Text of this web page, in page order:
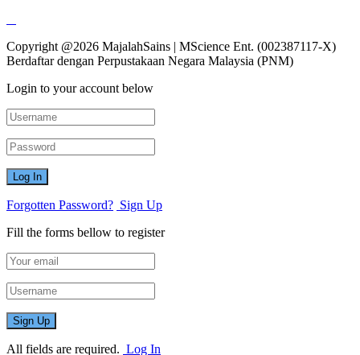
Copyright @2026 MajalahSains | MScience Ent. (002387117-X)
Berdaftar dengan Perpustakaan Negara Malaysia (PNM)
Login to your account below
Forgotten Password? Sign Up
Fill the forms bellow to register
All fields are required. Log In